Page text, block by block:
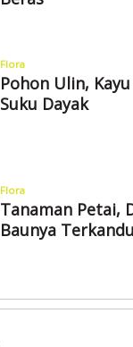
Flora
Pohon Ulin,
Suku Dayak
Flora
Tanaman Petai,
Baunya